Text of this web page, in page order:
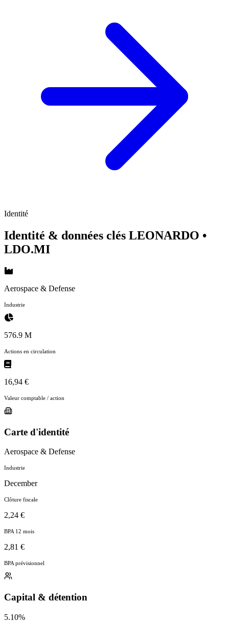
Identité
Identité & données clés LEONARDO •
LDO.MI
Aerospace & Defense
Industrie
576.9 M
Actions en circulation
16,94 €
Valeur comptable / action
Carte d'identité
Aerospace & Defense
Industrie
December
Clôture fiscale
2,24 €
BPA 12 mois
2,81 €
BPA prévisionnel
Capital & détention
5.10%